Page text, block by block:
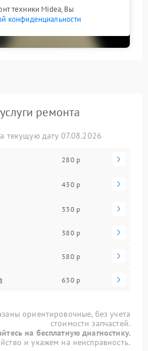
техники Midea, Вы
конфиденциальности
ремонта
текущую дату 07.08.2026
280 р
430 р
330 р
380 р
580 р
630 р
ориентировочные, без учета
стоимости запчастей.
на бесплатную диагностику.
и укажем на неисправность.